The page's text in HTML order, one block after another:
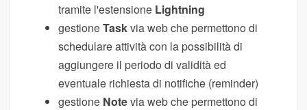
tramite l'estensione Lightning
gestioneTaskvia web che permettono di
schedulare attività con la possibilità di
aggiungere il periodo di validità ed
eventuale richiesta di notifiche (reminder)
gestione Notevia web che permettono di